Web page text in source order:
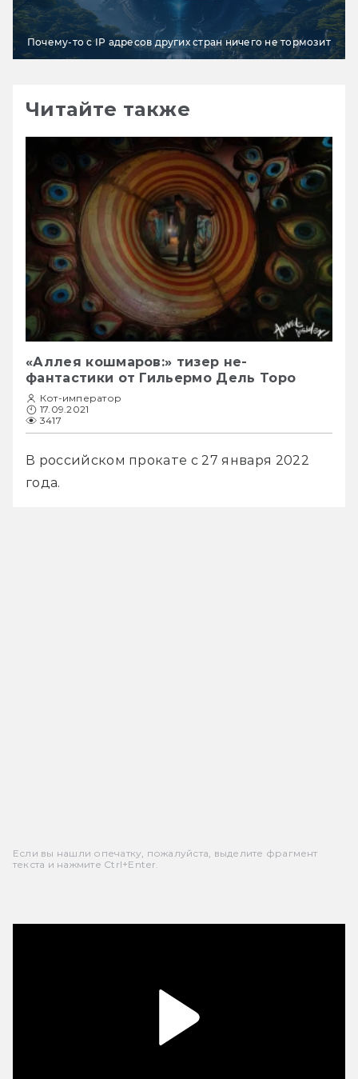
Почему-то с IP адресов других стран ничего не тормозит
Читайте также
«Аллея кошмаров:» тизер не-
фантастики от Гильермо Дель Торо
Кот-император
17.09.2021
3417
В российском прокате с 27 января 2022
года.
Если вы нашли опечатку, пожалуйста, выделите фрагмент
текста и нажмите Ctrl+Enter.